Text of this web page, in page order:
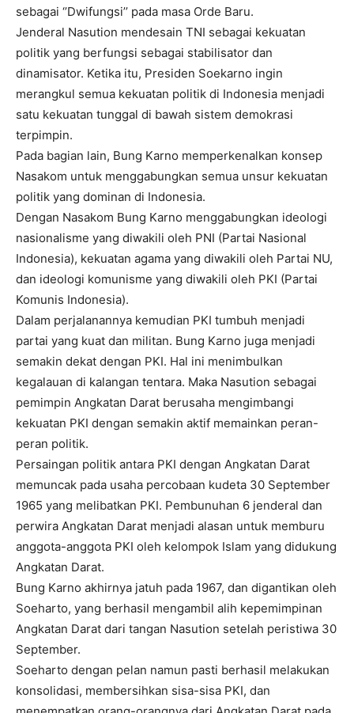
sebagai ‘’Dwifungsi’’ pada masa Orde Baru.
Jenderal Nasution mendesain TNI sebagai kekuatan
politik yang berfungsi sebagai stabilisator dan
dinamisator. Ketika itu, Presiden Soekarno ingin
merangkul semua kekuatan politik di Indonesia menjadi
satu kekuatan tunggal di bawah sistem demokrasi
terpimpin.
Pada bagian lain, Bung Karno memperkenalkan konsep
Nasakom untuk menggabungkan semua unsur kekuatan
politik yang dominan di Indonesia.
Dengan Nasakom Bung Karno menggabungkan ideologi
nasionalisme yang diwakili oleh PNI (Partai Nasional
Indonesia), kekuatan agama yang diwakili oleh Partai NU,
dan ideologi komunisme yang diwakili oleh PKI (Partai
Komunis Indonesia).
Dalam perjalanannya kemudian PKI tumbuh menjadi
partai yang kuat dan militan. Bung Karno juga menjadi
semakin dekat dengan PKI. Hal ini menimbulkan
kegalauan di kalangan tentara. Maka Nasution sebagai
pemimpin Angkatan Darat berusaha mengimbangi
kekuatan PKI dengan semakin aktif memainkan peran-
peran politik.
Persaingan politik antara PKI dengan Angkatan Darat
memuncak pada usaha percobaan kudeta 30 September
1965 yang melibatkan PKI. Pembunuhan 6 jenderal dan
perwira Angkatan Darat menjadi alasan untuk memburu
anggota-anggota PKI oleh kelompok Islam yang didukung
Angkatan Darat.
Bung Karno akhirnya jatuh pada 1967, dan digantikan oleh
Soeharto, yang berhasil mengambil alih kepemimpinan
Angkatan Darat dari tangan Nasution setelah peristiwa 30
September.
Soeharto dengan pelan namun pasti berhasil melakukan
konsolidasi, membersihkan sisa-sisa PKI, dan